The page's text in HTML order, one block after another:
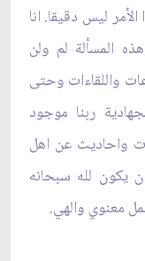
ليس دقيقا. انا
المسألة لم ولن
واللقاءات وحتى
ربنا موجود
واحاديث عن اهل
يكون لله سبحانه
معنوي والهي.